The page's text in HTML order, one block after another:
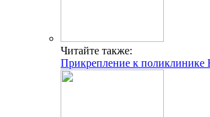
Читайте также:
Прикрепление к поликлинике